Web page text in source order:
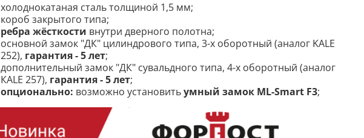
холоднокатаная сталь толщиной 1,5 мм;
короб закрытого типа;
ребра жёсткости внутри дверного полотна;
основной замок "ДК" цилиндрового типа, 3-х оборотный (аналог KALE
252), гарантия - 5 лет;
дополнительный замок "ДК" сувальдного типа, 4-х оборотный (аналог
КАLE 257), гарантия - 5 лет;
опционально: возможно установитьумный замок ML-Smart F3;